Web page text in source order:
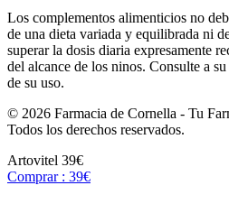
Los complementos alimenticios no
de una dieta variada y equilibrada ni
superar la dosis diaria expresamente
del alcance de los ninos. Consulte a
de su uso.
© 2026 Farmacia de Cornella - Tu
Todos los derechos reservados.
Artovitel 39€
Comprar : 39€